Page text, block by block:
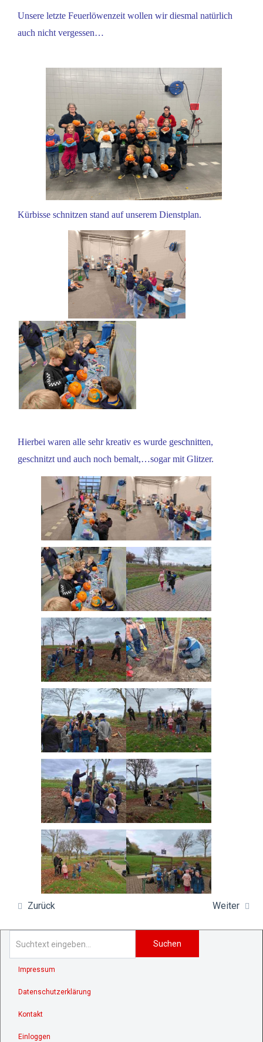
Unsere letzte Feuerlöwenzeit wollen wir diesmal natürlich
auch nicht vergessen…
Kürbisse schnitzen stand auf unserem Dienstplan.
Hierbei waren alle sehr kreativ es wurde geschnitten,
geschnitzt und auch noch bemalt,…sogar mit Glitzer.
Zurück Weiter
Suchen
Impressum
Datenschutzerklärung
Kontakt
Einloggen